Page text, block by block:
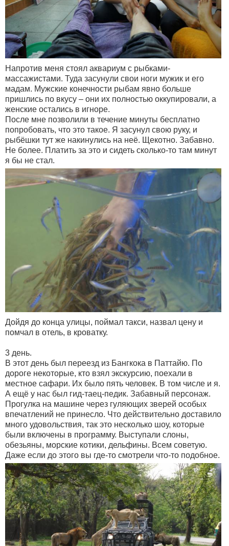
Напротив меня стоял аквариум с рыбками-
массажистами. Туда засунули свои ноги мужик и его
мадам. Мужские конечности рыбам явно больше
пришлись по вкусу – они их полностью оккупировали, а
женские остались в игноре.
После мне позволили в течение минуты бесплатно
попробовать, что это такое. Я засунул свою руку, и
рыбёшки тут же накинулись на неё. Щекотно. Забавно.
Не более. Платить за это и сидеть сколько-то там минут
я бы не стал.
Дойдя до конца улицы, поймал такси, назвал цену и
помчал в отель, в кроватку.
3 день.
В этот день был переезд из Бангкока в Паттайю. По
дороге некоторые, кто взял экскурсию, поехали в
местное сафари. Их было пять человек. В том числе и я.
А ещё у нас был гид-таец-педик. Забавный персонаж.
Прогулка на машине через гуляющих зверей особых
впечатлений не принесло. Что действительно доставило
много удовольствия, так это несколько шоу, которые
были включены в программу. Выступали слоны,
обезьяны, морские котики, дельфины. Всем советую.
Даже если до этого вы где-то смотрели что-то подобное.